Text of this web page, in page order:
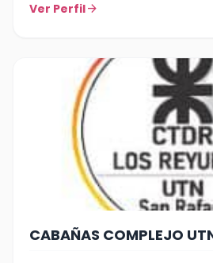
Ver Perfilarrow_forward
CABAÑAS COMPLEJO